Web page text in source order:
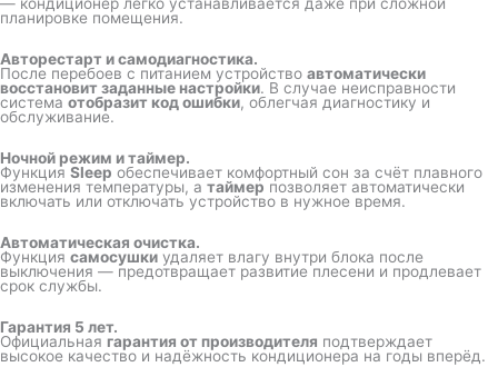
— кондиционер легко устанавливается даже при сложной
планировке помещения.
Авторестарт и самодиагностика.
После перебоев с питанием устройство автоматически
восстановит заданные настройки. В случае неисправности
система отобразит код ошибки, облегчая диагностику и
обслуживание.
Ночной режим и таймер.
Функция Sleep обеспечивает комфортный сон за счёт плавного
изменения температуры, а таймер позволяет автоматически
включать или отключать устройство в нужное время.
Автоматическая очистка.
Функция самосушки удаляет влагу внутри блока после
выключения — предотвращает развитие плесени и продлевает
срок службы.
Гарантия 5 лет.
Официальная гарантия от производителя подтверждает
высокое качество и надёжность кондиционера на годы вперёд.